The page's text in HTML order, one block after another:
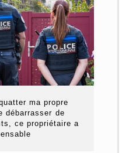
ma propre
débarrasser de
ce propriétaire a